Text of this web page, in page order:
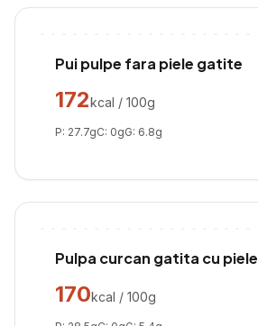
Pui pulpe fara piele gatite
172kcal / 100g
P: 27.7gC: 0gG: 6.8g
Pulpa curcan gatita cu piele
170kcal / 100g